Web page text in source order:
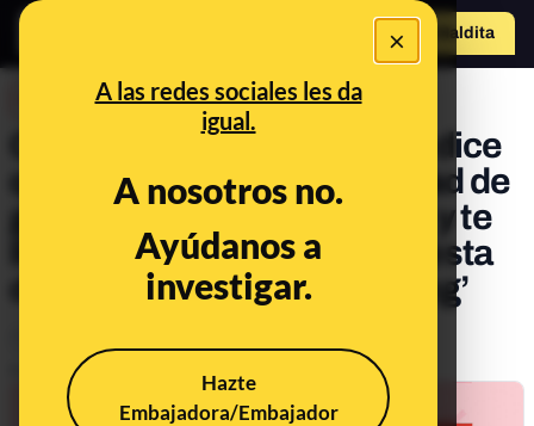
×
A las redes sociales les da
igual.
A nosotros no.
Ayúdanos a
investigar.
Hazte
Embajadora/Embajador
Hazte Maldito
Cuidado con el correo que dice
que tienes una “oportunidad de
ganar un iPhone 12 gratis” y te
lleva a una supuesta encuesta
de MediaMarkt: es ‘phishing’
Publicado el